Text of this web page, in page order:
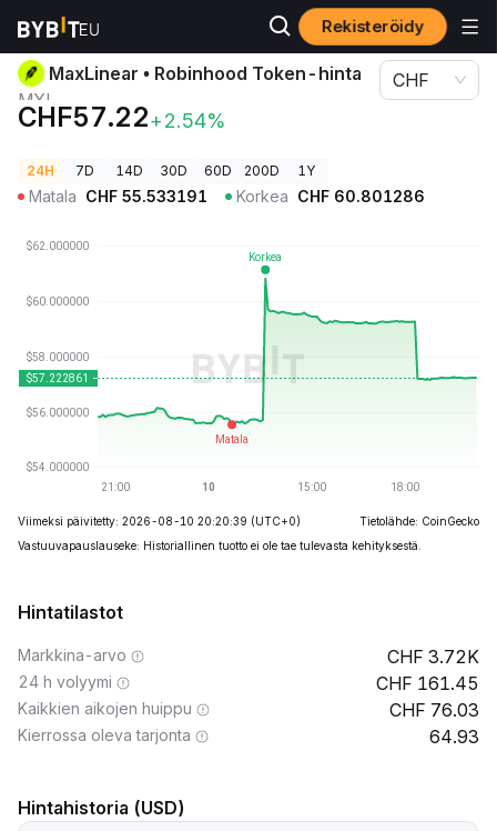
Rekisteröidy
Kryptohinnat MaxLinear • Robinhood Token-hinta MXL
MaxLinear • Robinhood Token-hinta
MXL
CHF57.22+2.54%
CHF
24H 7D 14D 30D 60D 200D 1Y
Matala CHF 55.533191 Korkea CHF 60.801286
Viimeksi päivitetty: 2026-08-10 20:20:39 (UTC+0)
Tietolähde: CoinGecko
Vastuuvapauslauseke: Historiallinen tuotto ei ole tae tulevasta kehityksestä.
Hintatilastot
Markkina-arvo 3.72K
24 h volyymi 161.45
Kaikkien aikojen huippu 76.03
Kierrossa oleva tarjonta 64.93
Hintahistoria (USD)